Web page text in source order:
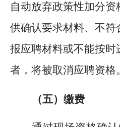
自动放弃政策性加分
供确认要求材料、不
报应聘材料或不能按
者，将被取消应聘资格。
（五）缴费